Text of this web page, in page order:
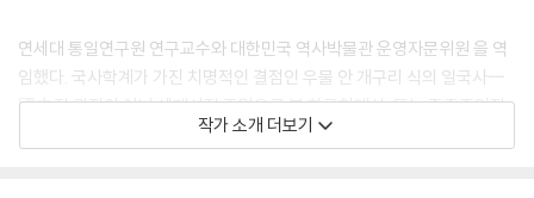
연세대 통일연구원 연구교수와 대한민국 역사박물관 운영자문위원 을 역
임했다. 국사학계가 가진 치명적인 결점인 우물 안 개구리 식의 일국사一
國史적 관점이 아닌 세계사적 조망으로 본 한국현대사, 또는 종족주의적
역사관을 탈피하는 국제관계사로서의 한국현대사의 진 실을 밝히려고 노
작가 소개 더보기